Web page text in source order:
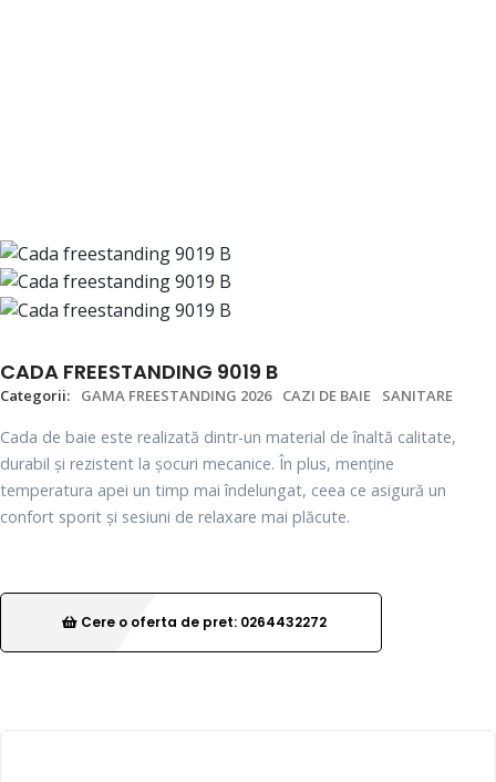
CADA FREESTANDING 9019 B
Categorii: GAMA FREESTANDING 2026 CAZI DE BAIE SANITARE
Cada de baie este realizată dintr-un material de înaltă calitate,
durabil și rezistent la șocuri mecanice. În plus, menține
temperatura apei un timp mai îndelungat, ceea ce asigură un
confort sporit și sesiuni de relaxare mai plăcute.
Cere o oferta de pret: 0264432272